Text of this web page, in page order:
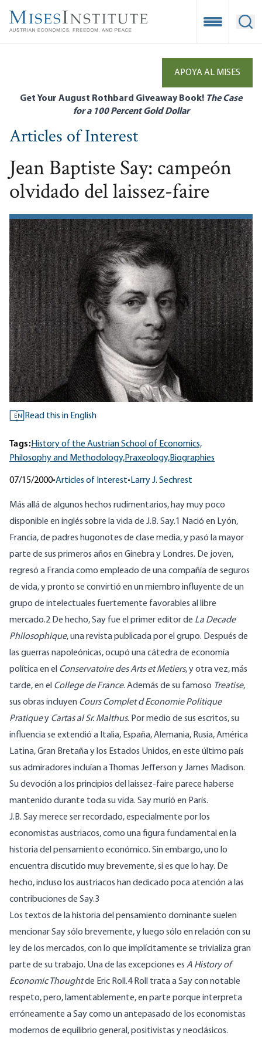
main
Open
APOYA AL MISES
Get Your August Rothbard Giveaway Book! The Case
for a 100 Percent Gold Dollar
Articles of Interest
Jean Baptiste Say: campeón
olvidado del laissez-faire
EN Read this in English
Tags:History of the Austrian School of Economics,
Philosophy and Methodology,Praxeology,Biographies
07/15/2000•Articles of Interest• Larry J. Sechrest
Más allá de algunos hechos rudimentarios, hay muy poco
disponible en inglés sobre la vida de J.B. Say.1 Nació en Lyón,
Francia, de padres hugonotes de clase media, y pasó la mayor
parte de sus primeros años en Ginebra y Londres. De joven,
regresó a Francia como empleado de una compañía de seguros
de vida, y pronto se convirtió en un miembro influyente de un
grupo de intelectuales fuertemente favorables al libre
mercado.2 De hecho, Say fue el primer editor de La Decade
Philosophique, una revista publicada por el grupo. Después de
las guerras napoleónicas, ocupó una cátedra de economía
política en el Conservatoire des Arts et Metiers, y otra vez, más
tarde, en el College de France. Además de su famoso Treatise,
sus obras incluyen Cours Complet d Economie Politique
Pratiquey Cartas al Sr. Malthus. Por medio de sus escritos, su
influencia se extendió a Italia, España, Alemania, Rusia, América
Latina, Gran Bretaña y los Estados Unidos, en este último país
sus admiradores incluían a Thomas Jefferson y James Madison.
Su devoción a los principios del laissez-faire parece haberse
mantenido durante toda su vida. Say murió en París.
J.B. Say merece ser recordado, especialmente por los
economistas austriacos, como una figura fundamental en la
historia del pensamiento económico. Sin embargo, uno lo
encuentra discutido muy brevemente, si es que lo hay. De
hecho, incluso los austriacos han dedicado poca atención a las
contribuciones de Say.3
Los textos de la historia del pensamiento dominante suelen
mencionar Say sólo brevemente, y luego sólo en relación con su
ley de los mercados, con lo que implícitamente se trivializa gran
parte de su trabajo. Una de las excepciones es A History of
Economic Thoughtde Eric Roll.4 Roll trata a Say con notable
respeto, pero, lamentablemente, en parte porque interpreta
erróneamente a Say como un antepasado de los economistas
modernos de equilibrio general, positivistas y neoclásicos.